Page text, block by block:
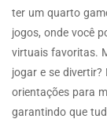
ter um quarto
jogos, onde você
virtuais favoritas.
jogar e se
orientações para
garantindo que